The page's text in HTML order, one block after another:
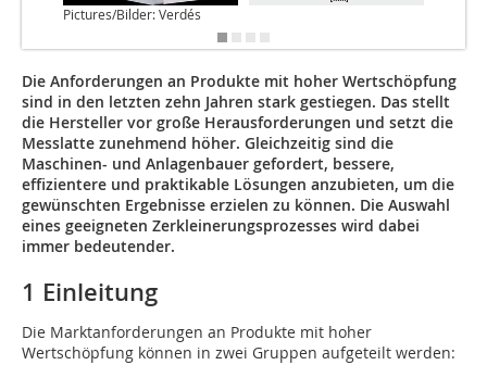
Pictures/Bilder: Verdés
Die Anforderungen an Produkte mit hoher Wertschöpfung
sind in den letzten zehn Jahren stark gestiegen. Das stellt
die Hersteller vor große Herausforderungen und setzt die
Messlatte zunehmend höher. Gleichzeitig sind die
Maschinen- und Anlagenbauer gefordert, bessere,
effizientere und praktikable Lösungen anzubieten, um die
gewünschten Ergebnisse erzielen zu können. Die Auswahl
eines geeigneten Zerkleinerungsprozesses wird dabei
immer bedeutender.
1 Einleitung
Die Marktanforderungen an Produkte mit hoher
Wertschöpfung können in zwei Gruppen aufgeteilt werden: